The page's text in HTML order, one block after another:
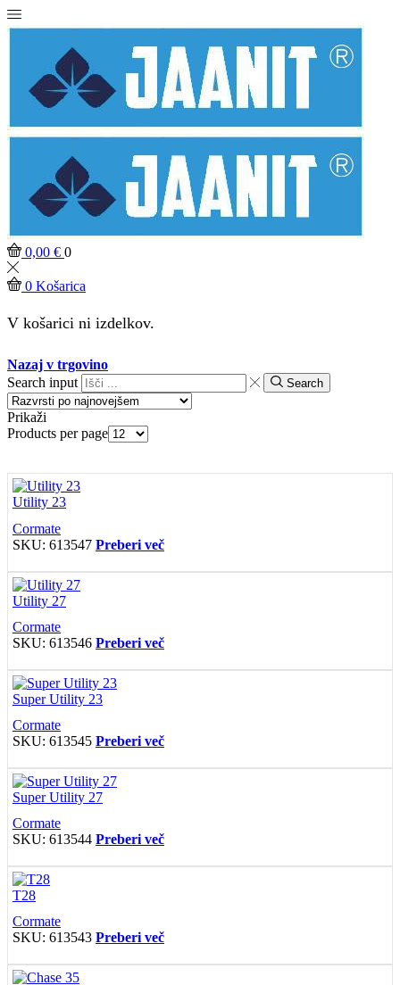
0,00 € 0
0 Košarica
V košarici ni izdelkov.
Nazaj v trgovino
Search input
Search
Prikaži
Products per page
Utility 23
Cormate
SKU: 613547 Preberi več
Utility 27
Cormate
SKU: 613546 Preberi več
Super Utility 23
Cormate
SKU: 613545 Preberi več
Super Utility 27
Cormate
SKU: 613544 Preberi več
T28
Cormate
SKU: 613543 Preberi več